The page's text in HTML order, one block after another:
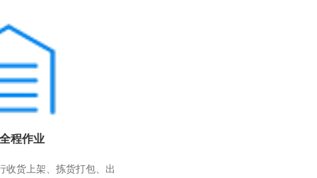
程作业
收货上架、拣货打包、出